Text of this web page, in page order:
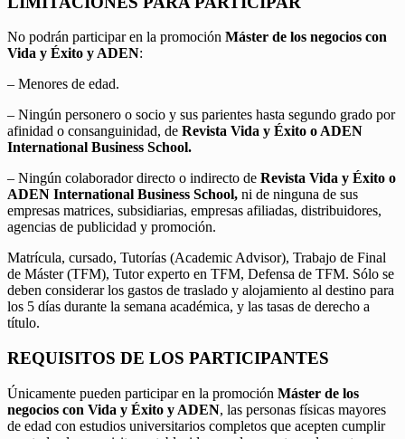
No podrán participar en la promoción Máster de los negocios con
Vida y Éxito y ADEN:
– Menores de edad.
– Ningún personero o socio y sus parientes hasta segundo grado por
afinidad o consanguinidad, de Revista Vida y Éxito o ADEN
International Business School.
– Ningún colaborador directo o indirecto de Revista Vida y Éxito o
ADEN International Business School, ni de ninguna de sus
empresas matrices, subsidiarias, empresas afiliadas, distribuidores,
agencias de publicidad y promoción.
Matrícula, cursado, Tutorías (Academic Advisor), Trabajo de Final
de Máster (TFM), Tutor experto en TFM, Defensa de TFM. Sólo se
deben considerar los gastos de traslado y alojamiento al destino para
los 5 días durante la semana académica, y las tasas de derecho a
título.
REQUISITOS DE LOS PARTICIPANTES
Únicamente pueden participar en la promoción Máster de los
negocios con Vida y Éxito y ADEN, las personas físicas mayores
de edad con estudios universitarios completos que acepten cumplir